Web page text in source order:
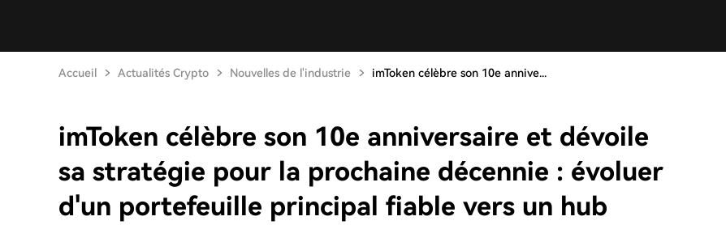
Accueil Actualités Crypto Nouvelles de l'industrie imToken célèbre son 10e annive...
imToken célèbre son 10e anniversaire et dévoile
sa stratégie pour la prochaine décennie : évoluer
d'un portefeuille principal fiable vers un hub